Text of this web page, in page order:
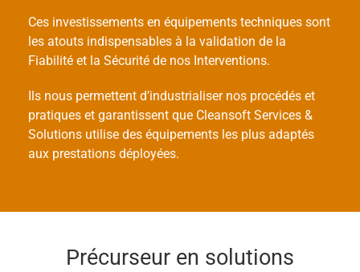
Ces investissements en équipements techniques sont
les atouts indispensables à la validation de la
Fiabilité et la Sécurité de nos Interventions.
Ils nous permettent d’industrialiser nos procédés et
pratiques et garantissent que Cleansoft Services &
Solutions utilise des équipements les plus adaptés
aux prestations déployées.
Précurseur en solutions